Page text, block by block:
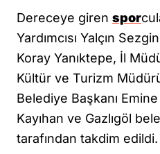
Dereceye giren spor
Yardımcısı Yalçın
Koray Yanıktepe, İl
Kültür ve Turizm
Belediye Başkanı
Kayıhan ve Gazlıgöl
tarafından takdim edildi.